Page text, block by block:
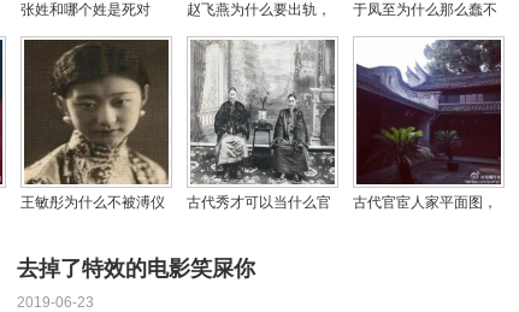
张姓和哪个姓是死对
头？探寻李姓张姓不能
结婚由来
赵飞燕为什么要出轨，
她最后被凌迟了吗
于凤至为什么那么蠢不
改嫁，于凤至孩子有几
个？
王敏彤为什么不被溥仪
老年采访视频有吗？
古代秀才可以当什么官
么职位或者学历
古代官宦人家平面图，
去掉了特效的电影笑屎你
2019-06-23